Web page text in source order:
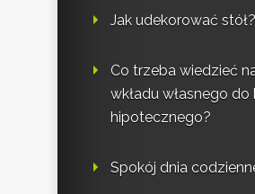
Jak udekorować stół?
Co trzeba wiedzieć
wkładu własnego
hipotecznego?
Spokój dnia